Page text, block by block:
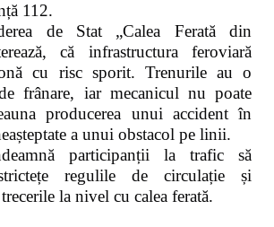
112.
de Stat „Calea Ferată din
că infrastructura feroviară
cu risc sporit. Trenurile au o
frânare, iar mecanicul nu poate
producerea unui accident în
a unui obstacol pe linii.
participanții la trafic să
regulile de circulație și
la nivel cu calea ferată.